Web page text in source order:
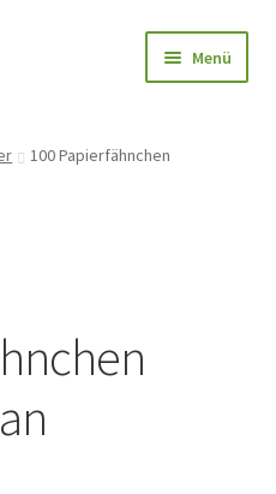
Menü
100 Papierfähnchen